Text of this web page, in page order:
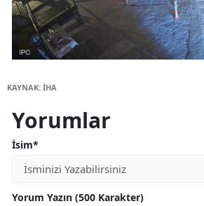
KAYNAK: İHA
Yorumlar
İsim*
Yorum Yazın (500 Karakter)